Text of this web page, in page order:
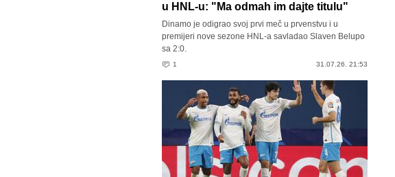
u HNL-u: "Ma odmah im dajte titulu"
Dinamo je odigrao svoj prvi meč u prvenstvu i u
premijeri nove sezone HNL-a savladao Slaven Belupo
sa 2:0.
1 31.07.26. 21:53